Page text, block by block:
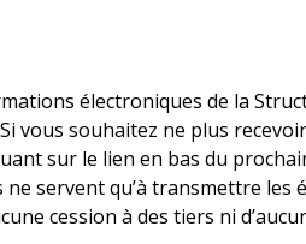
électroniques de la
vous souhaitez ne plus
sur le lien en bas du
servent qu’à transmettre
cession à des tiers ni